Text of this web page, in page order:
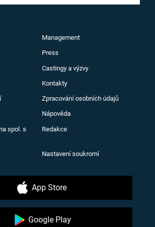
Management
Press
Castingy a výzvy
Kontakty
Zpracování osobních údajů
Nápověda
spol. s
Redakce
Nastavení soukromí
App Store
Google Play